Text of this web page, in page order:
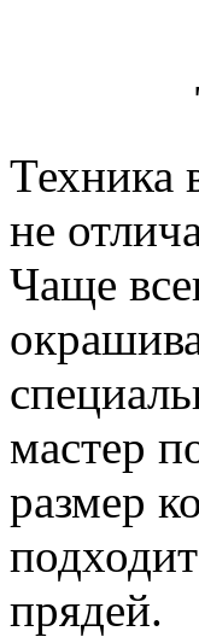
Техника
не
Чаще
мастер
размер
прядей.